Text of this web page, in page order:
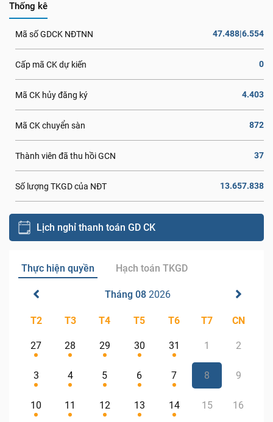
Thống kê
Mã số GDCK NĐTNN 47.488|6.554
Cấp mã CK dự kiến 0
Mã CK hủy đăng ký 4.403
Mã CK chuyển sàn 872
Thành viên đã thu hồi GCN 37
Số lượng TKGD của NĐT 13.657.838
Lịch nghỉ thanh toán GD CK
Thực hiện quyền Hạch toán TKGD
Tháng 08 2026
T2 T3 T4 T5 T6 T7 CN
27 28 29 30 31 1 2
3 4 5 6 7 8 9
10 11 12 13 14 15 16